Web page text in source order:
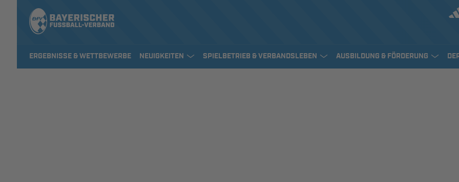
ERGEBNISSE & WETTBEWERBE NEUIGKEITEN SPIELBETRIEB & VERBANDSLEBEN AUSBILDUNG & FÖRDERUNG